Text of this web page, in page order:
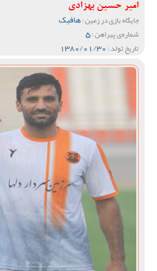
امیر حسین بهزادی
جایگاه بازی در زمین :هافبک
شماره‌ی پیراهن :5
تاریخ تولد :1380/01/30